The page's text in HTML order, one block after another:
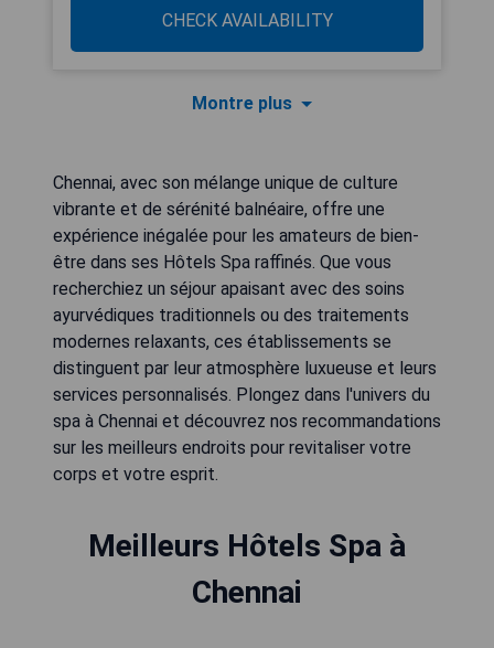
CHECK AVAILABILITY
Montre plus
Chennai, avec son mélange unique de culture
vibrante et de sérénité balnéaire, offre une
expérience inégalée pour les amateurs de bien-
être dans ses Hôtels Spa raffinés. Que vous
recherchiez un séjour apaisant avec des soins
ayurvédiques traditionnels ou des traitements
modernes relaxants, ces établissements se
distinguent par leur atmosphère luxueuse et leurs
services personnalisés. Plongez dans l'univers du
spa à Chennai et découvrez nos recommandations
sur les meilleurs endroits pour revitaliser votre
corps et votre esprit.
Meilleurs Hôtels Spa à
Chennai